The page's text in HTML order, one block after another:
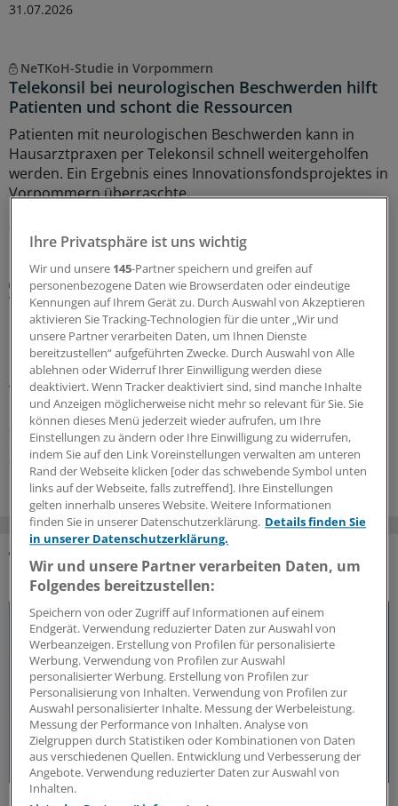
31.07.2026
NeTKoH-Studie in Vorpommern
Telekonsil bei neurologischen Beschwerden hilft
Patienten und schont die Ressourcen
Patienten mit neurologischen Beschwerden kann in
Hausarztpraxen per Telekonsil schnell weitergeholfen
werden. Ein Ergebnis eines Innovationsfondsprojektes in
Vorpommern überraschte.
23.07.2026
Digitalisierung
Tele-Sprechstunde wie im pädiatrischen
Bereitschaftsdienst bald auch für Erwachsene in
Hessen
Nach der guten Akzeptanz der Kinder-Videokonsultation
will die KV Hessen das Angebot im Bereitschaftsdienst
im kommenden Jahr auf eine weitere Patientengruppe
ausweiten.
20.07.2026
DAS KÖNNTE SIE AUCH INTERESSIEREN
50 Jahre Jung-Preis
Ihre Privatsphäre ist uns wichtig
Wir und unsere 145-Partner speichern und greifen auf
personenbezogene Daten wie Browserdaten oder eindeutige
Kennungen auf Ihrem Gerät zu. Durch Auswahl von Akzeptieren
aktivieren Sie Tracking-Technologien für die unter „Wir und
unsere Partner verarbeiten Daten, um Ihnen Dienste
bereitzustellen“ aufgeführten Zwecke. Durch Auswahl von Alle
ablehnen oder Widerruf Ihrer Einwilligung werden diese
deaktiviert. Wenn Tracker deaktiviert sind, sind manche Inhalte
und Anzeigen möglicherweise nicht mehr so relevant für Sie. Sie
können dieses Menü jederzeit wieder aufrufen, um Ihre
Einstellungen zu ändern oder Ihre Einwilligung zu widerrufen,
indem Sie auf den Link Voreinstellungen verwalten am unteren
Rand der Webseite klicken [oder das schwebende Symbol unten
links auf der Webseite, falls zutreffend]. Ihre Einstellungen
gelten innerhalb unseres Website. Weitere Informationen
finden Sie in unserer Datenschutzerklärung. Details finden Sie
in unserer Datenschutzerklärung.
Wir und unsere Partner verarbeiten Daten, um
Folgendes bereitzustellen:
Speichern von oder Zugriff auf Informationen auf einem
Endgerät. Verwendung reduzierter Daten zur Auswahl von
Werbeanzeigen. Erstellung von Profilen für personalisierte
Werbung. Verwendung von Profilen zur Auswahl
personalisierter Werbung. Erstellung von Profilen zur
Personalisierung von Inhalten. Verwendung von Profilen zur
Auswahl personalisierter Inhalte. Messung der Werbeleistung.
Messung der Performance von Inhalten. Analyse von
Zielgruppen durch Statistiken oder Kombinationen von Daten
aus verschiedenen Quellen. Entwicklung und Verbesserung der
Angebote. Verwendung reduzierter Daten zur Auswahl von
Inhalten.